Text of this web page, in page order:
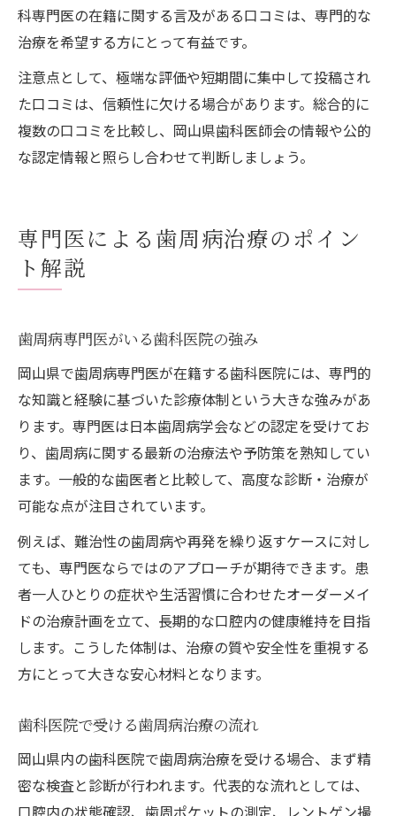
科専門医の在籍に関する言及がある口コミは、専門的な
治療を希望する方にとって有益です。
注意点として、極端な評価や短期間に集中して投稿され
た口コミは、信頼性に欠ける場合があります。総合的に
複数の口コミを比較し、岡山県歯科医師会の情報や公的
な認定情報と照らし合わせて判断しましょう。
専門医による歯周病治療のポイン
ト解説
歯周病専門医がいる歯科医院の強み
岡山県で歯周病専門医が在籍する歯科医院には、専門的
な知識と経験に基づいた診療体制という大きな強みがあ
ります。専門医は日本歯周病学会などの認定を受けてお
り、歯周病に関する最新の治療法や予防策を熟知してい
ます。一般的な歯医者と比較して、高度な診断・治療が
可能な点が注目されています。
例えば、難治性の歯周病や再発を繰り返すケースに対し
ても、専門医ならではのアプローチが期待できます。患
者一人ひとりの症状や生活習慣に合わせたオーダーメイ
ドの治療計画を立て、長期的な口腔内の健康維持を目指
します。こうした体制は、治療の質や安全性を重視する
方にとって大きな安心材料となります。
歯科医院で受ける歯周病治療の流れ
岡山県内の歯科医院で歯周病治療を受ける場合、まず精
密な検査と診断が行われます。代表的な流れとしては、
口腔内の状態確認、歯周ポケットの測定、レントゲン撮